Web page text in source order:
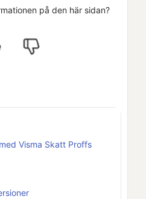
på den här sidan?
Visma Skatt Proffs